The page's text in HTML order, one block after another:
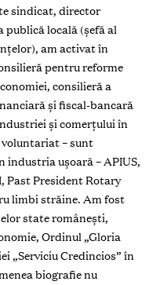
sindicat, director
locală (șefă al
am activat în
pentru reforme
consilieră a
și fiscal-bancară
și comerțului în
– sunt
ușoară – APIUS,
Past President Rotary
limbi străine. Am fost
state românești,
Ordinul „Gloria
„Serviciu Credincios” în
biografie nu